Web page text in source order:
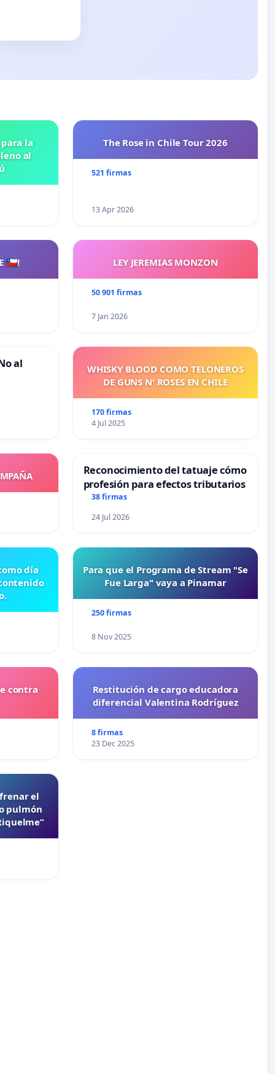
la
al
The Rose in Chile Tour 2026
521 firmas
13 Apr 2026
🇨🇱! LEY JEREMIAS MONZON
50 901 firmas
7 Jan 2026
al
WHISKY BLOOD COMO TELONEROS
DE GUNS N' ROSES EN CHILE
170 firmas
4 Jul 2025
Reconocimiento del tatuaje cómo
profesión para efectos tributarios
38 firmas
24 Jul 2026
día
Para que el Programa de Stream "Se
Fue Larga" vaya a Pinamar
250 firmas
8 Nov 2025
contra
Restitución de cargo educadora
diferencial Valentina Rodríguez
8 firmas
23 Dec 2025
el
pulmón